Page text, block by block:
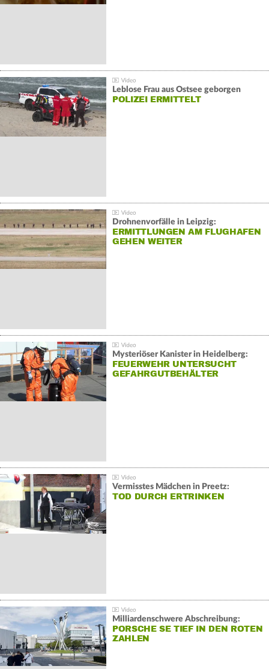
Leblose Frau aus Ostsee geborgen
POLIZEI ERMITTELT
Drohnenvorfälle in Leipzig:
ERMITTLUNGEN AM FLUGHAFEN
GEHEN WEITER
Mysteriöser Kanister in Heidelberg:
FEUERWEHR UNTERSUCHT
GEFAHRGUTBEHÄLTER
Vermisstes Mädchen in Preetz:
TOD DURCH ERTRINKEN
Milliardenschwere Abschreibung:
PORSCHE SE TIEF IN DEN ROTEN
ZAHLEN